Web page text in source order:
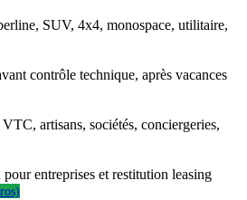
SUV, 4x4, monospace, utilitaire,
contrôle technique, après vacances
artisans, sociétés, conciergeries,
entreprises et restitution leasing